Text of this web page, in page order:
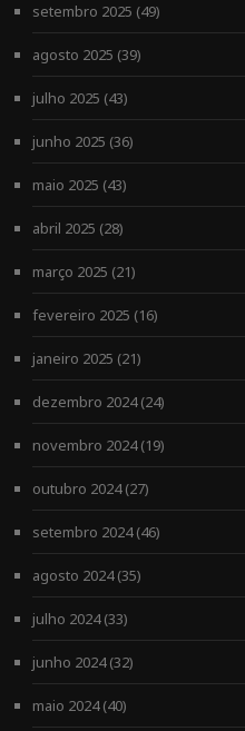
setembro 2025 (49)
agosto 2025 (39)
julho 2025 (43)
junho 2025 (36)
maio 2025 (43)
abril 2025 (28)
março 2025 (21)
fevereiro 2025 (16)
janeiro 2025 (21)
dezembro 2024(24)
novembro 2024(19)
outubro 2024(27)
setembro 2024(46)
agosto 2024(35)
julho 2024(33)
junho 2024(32)
maio 2024(40)